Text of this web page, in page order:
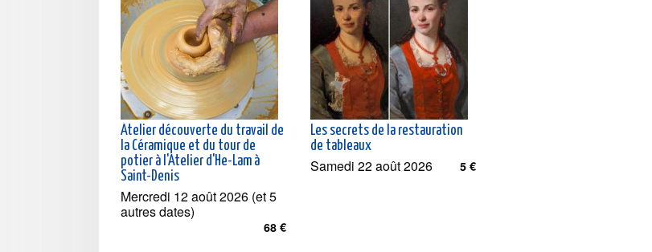
Atelier découverte du travail de
la Céramique et du tour de
potier à l'Atelier d'He-Lam à
Saint-Denis
Mercredi 12 août 2026 (et 5
autres dates)
68 €
Les secrets de la restauration
de tableaux
Samedi 22 août 2026 5 €